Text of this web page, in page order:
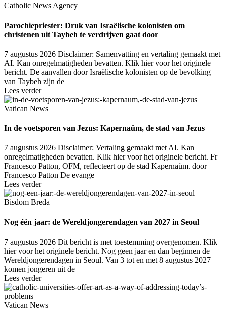
Catholic News Agency
Parochiepriester: Druk van Israëlische kolonisten om
christenen uit Taybeh te verdrijven gaat door
7 augustus 2026 Disclaimer: Samenvatting en vertaling gemaakt met
AI. Kan onregelmatigheden bevatten. Klik hier voor het originele
bericht. De aanvallen door Israëlische kolonisten op de bevolking
van Taybeh zijn de
Lees verder
Vatican News
In de voetsporen van Jezus: Kapernaüm, de stad van Jezus
7 augustus 2026 Disclaimer: Vertaling gemaakt met AI. Kan
onregelmatigheden bevatten. Klik hier voor het originele bericht. Fr
Francesco Patton, OFM, reflecteert op de stad Kapernaüm. door
Francesco Patton De evange
Lees verder
Bisdom Breda
Nog één jaar: de Wereldjongerendagen van 2027 in Seoul
7 augustus 2026 Dit bericht is met toestemming overgenomen. Klik
hier voor het originele bericht. Nog geen jaar en dan beginnen de
Wereldjongerendagen in Seoul. Van 3 tot en met 8 augustus 2027
komen jongeren uit de
Lees verder
Vatican News